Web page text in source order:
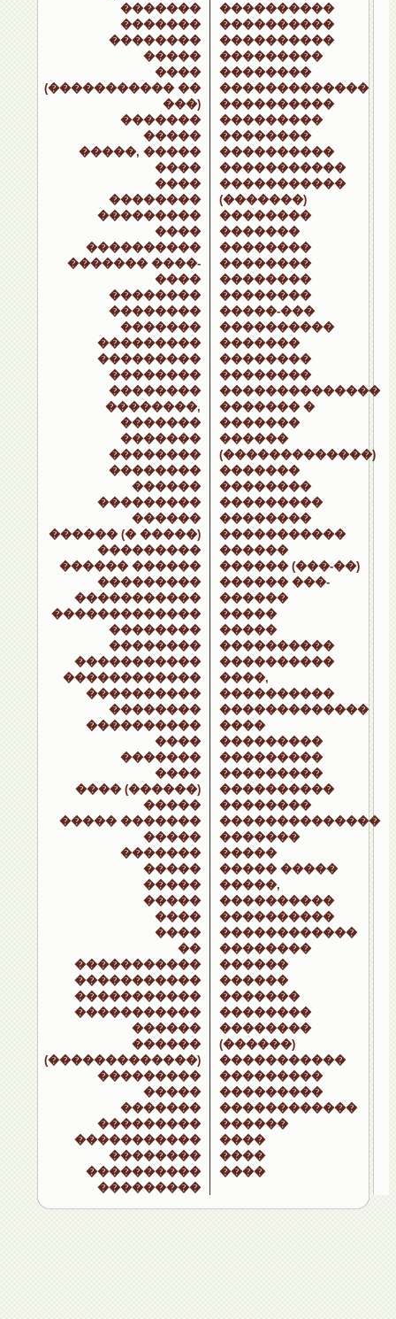
�������
�������
��������
�����
����
(����������� ��
���)
�������
�����
�����, �����
����
����
��������
���������
����
����������
������� ����-
����
��������
��������
�������
���������
���������
��������
��������
��������,
�������
�������
��������
��������
������
���������
������
������ (� �����)
���������
������ ������
���������
�����������
�������������
��������
��������
�����������
������������
����������
��������
����������
����
�������
����
���� (������)
�����
����� �������
�����
�������
�����
�����
�����
����
����
��
�����������
�����������
�����������
�����������
������
������
(�������������)
���������
�����
�������
���������
�����������
��������
����������
���������
����������
����������
����������
���������
��������
�������������
����������
���������
��������
����������
�����������
�����������
(�������)
��������
�������
��������
��������
��������
��������
�����-���
����������
�������
��������
��������
��������������
������� �
�������
������
(�������������)
�������
��������
���������
��������
�����������
������
������ (���-��)
������ ���-
������
�����
�����
����������
����������
����,
����������
�������������
����
���������
���������
���������
����������
��������
��������������
�������
�����
����� �����
�����,
����������
����������
������������
��������
������
������
�������
��������
��������
(������)
�����������
���������
���������
������������
������
����
����
����